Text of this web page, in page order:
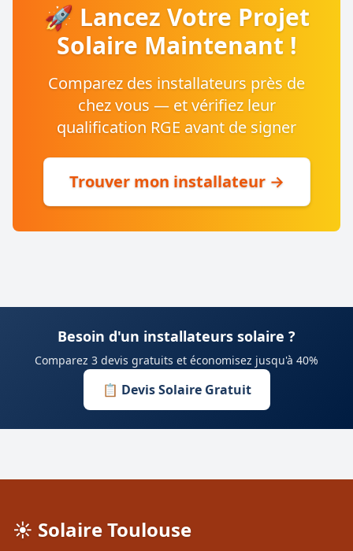
🚀 Lancez Votre Projet
Solaire Maintenant !
Comparez des installateurs près de
chez vous — et vérifiez leur
qualification RGE avant de signer
Trouver mon installateur →
Besoin d'un installateurs solaire ?
Comparez 3 devis gratuits et économisez jusqu'à 40%
📋 Devis Solaire Gratuit
☀️ Solaire Toulouse